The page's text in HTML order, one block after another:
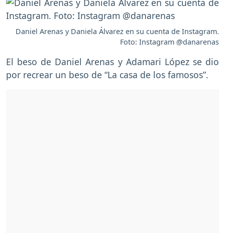
Daniel Arenas y Daniela Álvarez en su cuenta de Instagram.
Foto: Instagram @danarenas
El beso de Daniel Arenas y Adamari López se dio
por recrear un beso de “La casa de los famosos”.